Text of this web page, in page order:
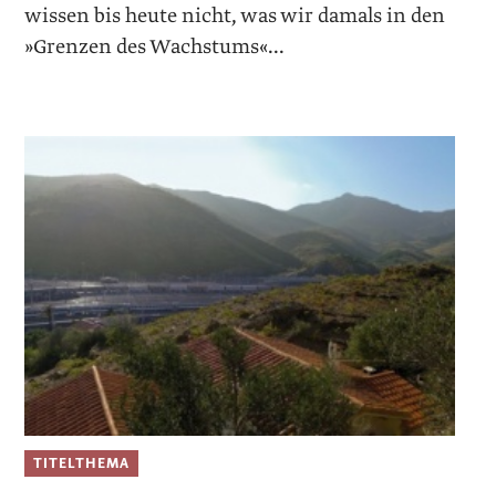
wissen bis heute nicht, was wir damals in den
»Grenzen des Wachstums«...
TITELTHEMA